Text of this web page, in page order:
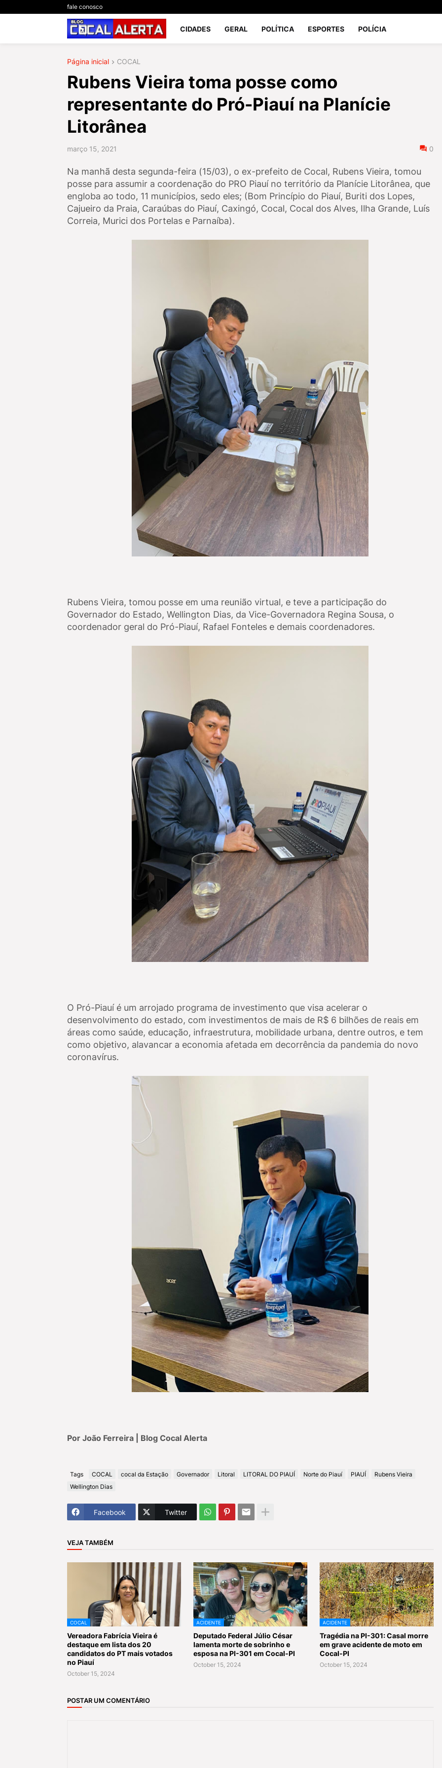
fale conosco
CIDADES GERAL POLÍTICA ESPORTES POLÍCIA
Página inicial COCAL
Rubens Vieira toma posse como
representante do Pró-Piauí na Planície
Litorânea
março 15, 2021 0
Na manhã desta segunda-feira (15/03), o ex-prefeito de Cocal, Rubens Vieira, tomou
posse para assumir a coordenação do PRO Piauí no território da Planície Litorânea, que
engloba ao todo, 11 municípios, sedo eles; (Bom Princípio do Piauí, Buriti dos Lopes,
Cajueiro da Praia, Caraúbas do Piauí, Caxingó, Cocal, Cocal dos Alves, Ilha Grande, Luís
Correia, Murici dos Portelas e Parnaíba).
Rubens Vieira, tomou posse em uma reunião virtual, e teve a participação do
Governador do Estado, Wellington Dias, da Vice-Governadora Regina Sousa, o
coordenador geral do Pró-Piauí, Rafael Fonteles e demais coordenadores.
O Pró-Piauíé um arrojado programa de investimento que visa acelerar o
desenvolvimento do estado, com investimentos de mais de R$ 6 bilhões de reais em
áreas como saúde, educação, infraestrutura, mobilidade urbana, dentre outros, e tem
como objetivo, alavancar a economia afetada em decorrência da pandemia do novo
coronavírus.
Por João Ferreira | Blog Cocal Alerta
Tags COCAL cocal da Estação Governador Litoral LITORAL DO PIAUÍ Norte do Piauí PIAUÍ
Rubens Vieira
Wellington Dias
Facebook Twitter
VEJA TAMBÉM
COCAL
Vereadora Fabrícia Vieira é
destaque em lista dos 20
candidatos do PT mais votados
no Piauí
October 15, 2024
ACIDENTE
Deputado Federal Júlio César
lamenta morte de sobrinho e
esposa na PI-301 em Cocal-PI
October 15, 2024
ACIDENTE
Tragédia na PI-301: Casal morre
em grave acidente de moto em
Cocal-PI
October 15, 2024
POSTAR UM COMENTÁRIO